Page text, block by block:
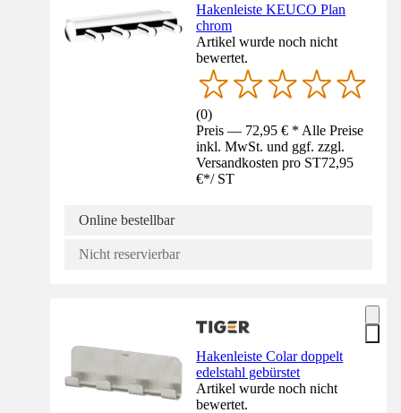
Hakenleiste KEUCO Plan
chrom
Artikel wurde noch nicht
bewertet.
(0)
Preis — 72,95 € * Alle Preise
inkl. MwSt. und ggf. zzgl.
Versandkosten pro ST72,95
€*/ ST
Online bestellbar
Nicht reservierbar
Hakenleiste Colar doppelt
edelstahl gebürstet
Artikel wurde noch nicht
bewertet.